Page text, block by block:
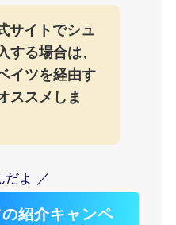
サイトでシュ
する場合は、
イツを経由す
ススメしま
だよ ／
紹介キャンペ